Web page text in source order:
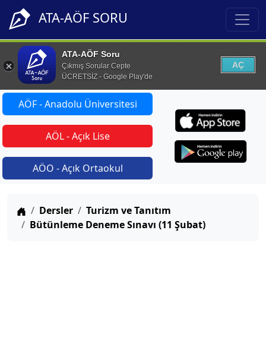
ATA-AÖF SORU
ATA-AÖF Soru
Çıkmış Sorular Cepte
ÜCRETSİZ - Google Play'de
AÇ
AÖF - Anadolu Üniversitesi
AÖL - Açık Lise
AÖO - Açık Ortaokul
Anasayfa
Dersler
Turizm ve Tanıtım
Bütünleme Deneme Sınavı (11 Şubat)